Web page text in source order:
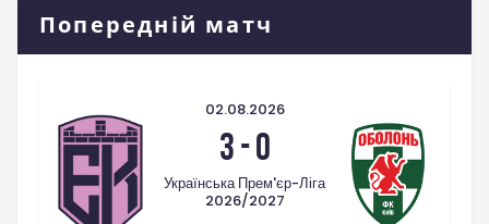
Попередній матч
02.08.2026
3-0
Українська Прем'єр-Ліга
2026/2027